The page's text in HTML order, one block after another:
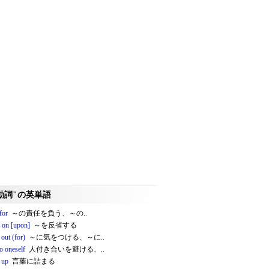
詞"の英単語
～の責任を負う、～の..
on [upon] ～を反省する
out (for) ～に気をつける、～に..
oneself 人付き合いを避ける、..
up 言葉に詰まる